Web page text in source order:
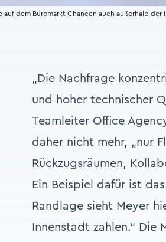
dem Büromarkt Chancen auch außerhalb
„Die Nachfrage
und hoher technischer
Teamleiter Office
daher nicht mehr, „nur
Rückzugsräumen,
Ein Beispiel dafür ist
Randlage sieht Meyer
Innenstadt zahlen.“